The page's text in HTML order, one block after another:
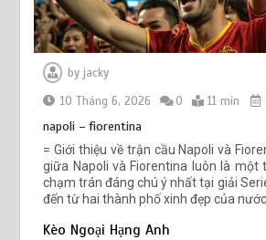
byjacky
10 Tháng 6, 2026
0 11 min
napoli – fiorentina
= Giới thiệu về trận cầu Napoli và
giữa Napoli và Fiorentina luôn là một
chạm trán đáng chú ý nhất tại giải
đến từ hai thành phố xinh đẹp của
Kèo Ngoại Hạng Anh